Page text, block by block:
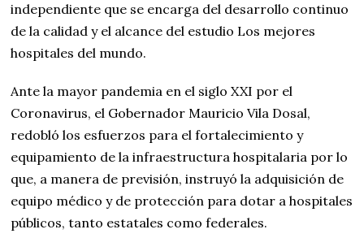
independiente que se encarga del desarrollo continuo
de la calidad y el alcance del estudio Los mejores
hospitales del mundo.
Ante la mayor pandemia en el siglo XXI por el
Coronavirus, el Gobernador Mauricio Vila Dosal,
redobló los esfuerzos para el fortalecimiento y
equipamiento de la infraestructura hospitalaria por lo
que, a manera de previsión, instruyó la adquisición de
equipo médico y de protección para dotar a hospitales
públicos, tanto estatales como federales.